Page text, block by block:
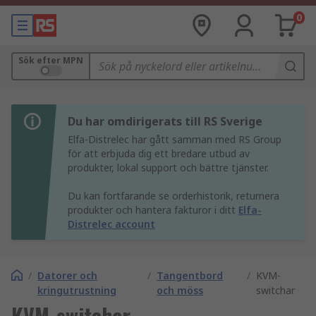
0
Sök efter MPN
Du har omdirigerats till RS Sverige
Elfa-Distrelec har gått samman med RS Group
för att erbjuda dig ett bredare utbud av
produkter, lokal support och bättre tjänster.
Du kan fortfarande se orderhistorik, returnera
produkter och hantera fakturor i ditt Elfa-
Distrelec account
/ Datorer och
kringutrustning
/ Tangentbord
och möss
/ KVM-
switchar